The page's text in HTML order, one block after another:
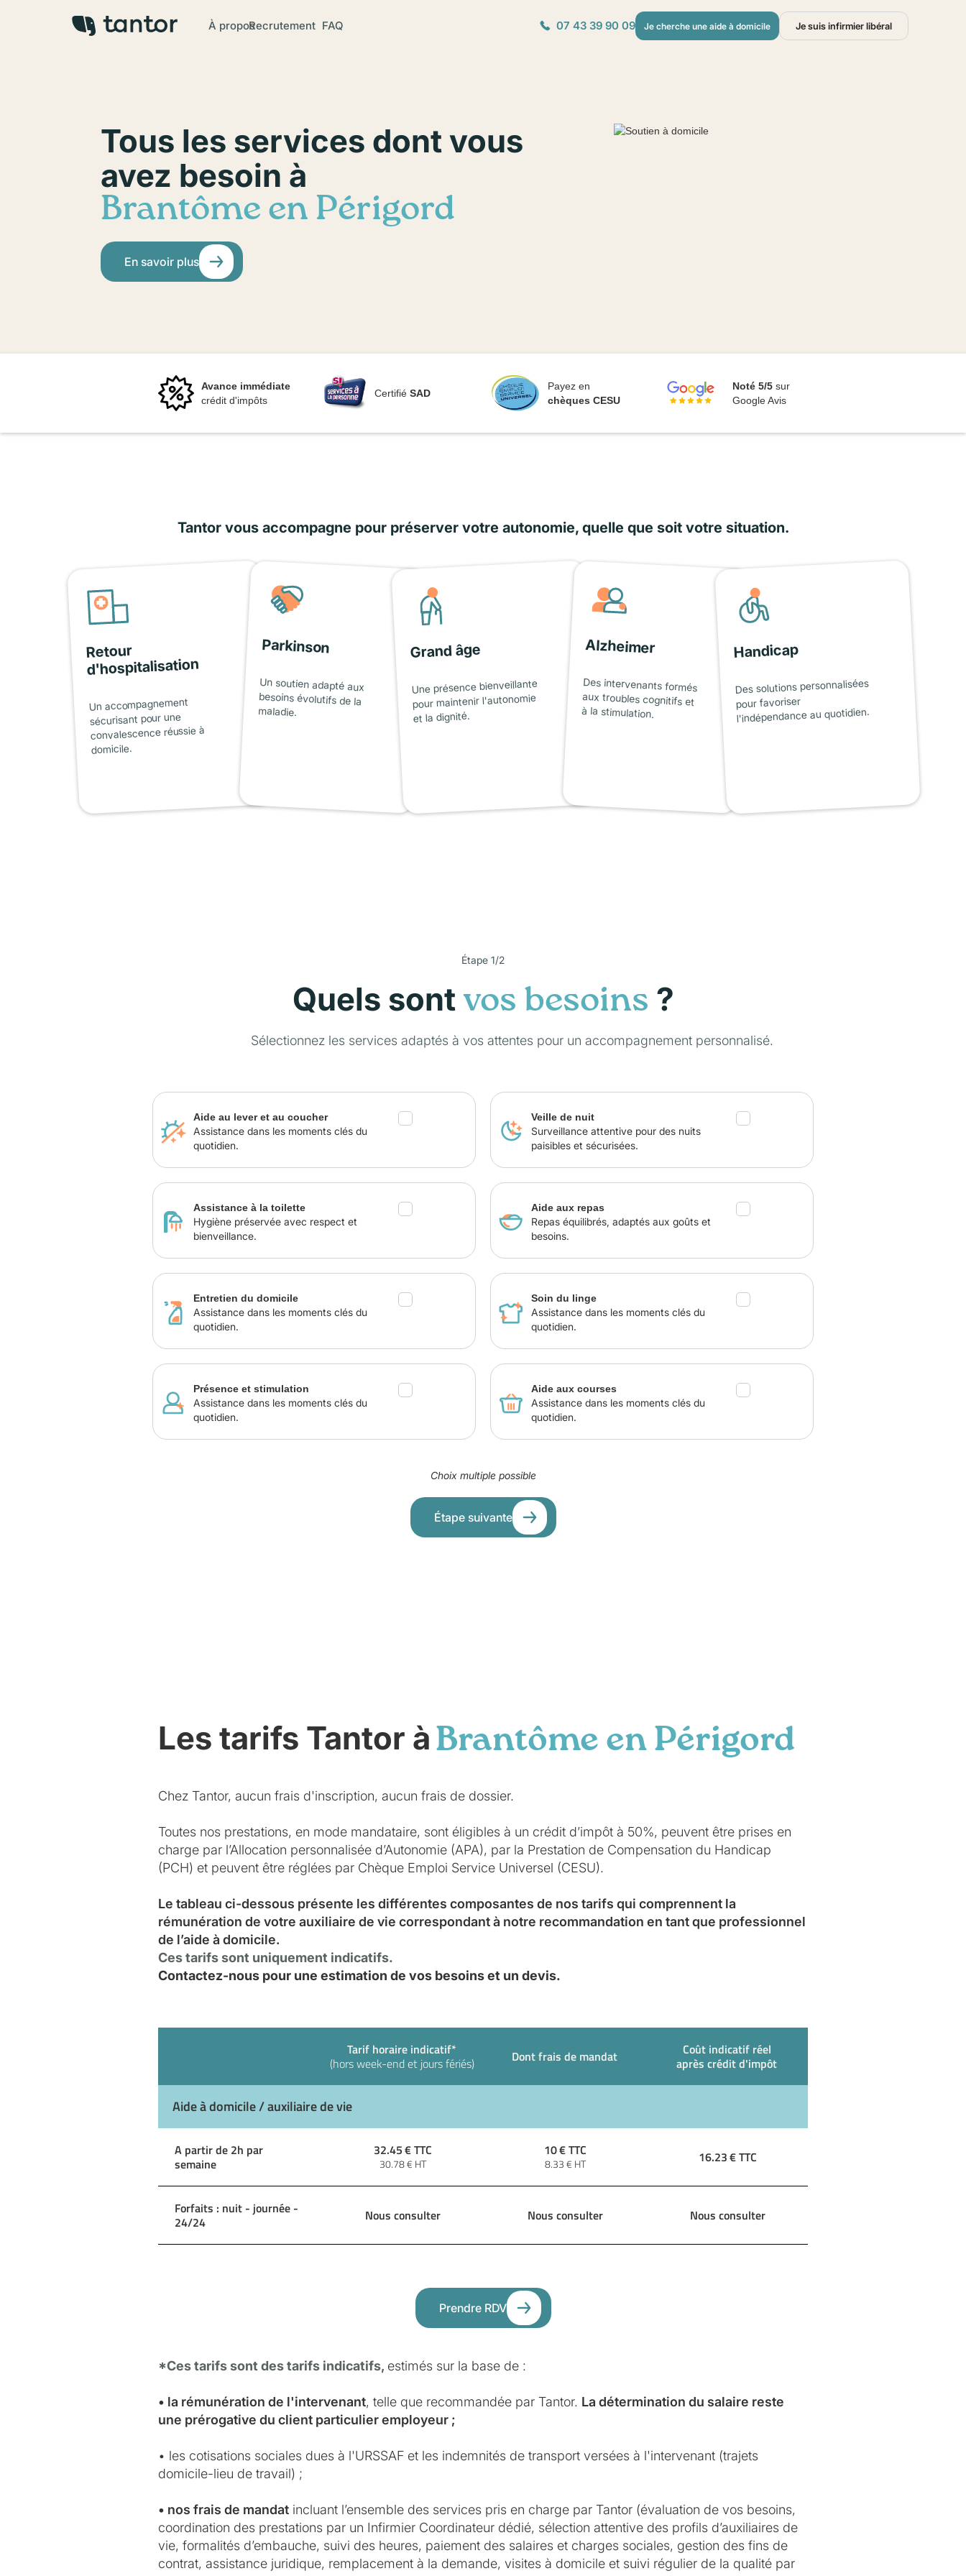
À proposRecrutement FAQ 07 43 39 90 09 Je cherche une aide à domicile Je suis infirmier libéral
Tous les services dont vous
avez besoin à
Brantôme en Périgord
En savoir plus
Avance immédiate
crédit d'impôts
CertifiéSAD
Payez en
chèques CESU
Noté 5/5sur
Google Avis
Tantor vous accompagne pour préserver votre autonomie, quelle que soit votre situation.
Retour
d'hospitalisation
Un accompagnement
sécurisant pour une
convalescence réussie à
domicile.
Parkinson
Un soutien adapté aux
besoins évolutifs de la
maladie.
Grand âge
Une présence bienveillante
pour maintenir l'autonomie
et la dignité.
Alzheimer
Des intervenants formés
aux troubles cognitifs et
à la stimulation.
Handicap
Des solutions personnalisées
pour favoriser
l'indépendance au quotidien.
Étape 1/2
Quels sont vos besoins ?
Sélectionnez les services adaptés à vos attentes pour un accompagnement personnalisé.
Aide au lever et au coucher
Assistance dans les moments clés du
quotidien.
Veille de nuit
Surveillance attentive pour des nuits
paisibles et sécurisées.
Assistance à la toilette
Hygiène préservée avec respect et
bienveillance.
Aide aux repas
Repas équilibrés, adaptés aux goûts et
besoins.
Entretien du domicile
Assistance dans les moments clés du
quotidien.
Soin du linge
Assistance dans les moments clés du
quotidien.
Présence et stimulation
Assistance dans les moments clés du
quotidien.
Aide aux courses
Assistance dans les moments clés du
quotidien.
Choix multiple possible
Étape suivante
Les tarifs Tantor à Brantôme en Périgord
Chez Tantor, aucun frais d'inscription, aucun frais de dossier.
Toutes nos prestations, en mode mandataire, sont éligibles à un crédit d’impôt à 50%, peuvent être prises en
charge par l’Allocation personnalisée d’Autonomie (APA), par la Prestation de Compensation du Handicap
(PCH) et peuvent être réglées par Chèque Emploi Service Universel (CESU).
Le tableau ci-dessous présente les différentes composantes de nos tarifs qui comprennent la
rémunération de votre auxiliaire de vie correspondant à notre recommandation en tant que professionnel
de l’aide à domicile.
Ces tarifs sont uniquement indicatifs.
Contactez-nous pour une estimation de vos besoins et un devis.
Tarif horaire indicatif*
(hors week-end et jours fériés)
Dont frais de mandat
Coût indicatif réel
après crédit d'impôt
Aide à domicile / auxiliaire de vie
A partir de 2h par
semaine
32.45€ TTC
30.78€ HT
10€ TTC
8.33€ HT 16.23€ TTC
Forfaits : nuit - journée -
24/24
Nous consulter Nous consulter Nous consulter
Prendre RDV
*Ces tarifs sont des tarifs indicatifs, estimés sur la base de :
• la rémunération de l'intervenant, telle que recommandée par Tantor. La détermination du salaire reste
une prérogative du client particulier employeur ;
• les cotisations sociales dues à l'URSSAF et les indemnités de transport versées à l'intervenant (trajets
domicile-lieu de travail) ;
• nos frais de mandat incluant l’ensemble des services pris en charge par Tantor (évaluation de vos besoins,
coordination des prestations par un Infirmier Coordinateur dédié, sélection attentive des profils d’auxiliaires de
vie, formalités d’embauche, suivi des heures, paiement des salaires et charges sociales, gestion des fins de
contrat, assistance juridique, remplacement à la demande, visites à domicile et suivi régulier de la qualité par